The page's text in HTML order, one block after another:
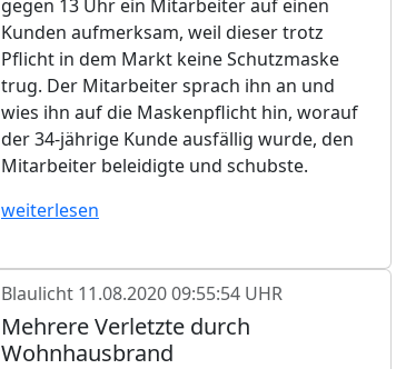
gegen 13 Uhr ein Mitarbeiter auf einen
Kunden aufmerksam, weil dieser trotz
Pflicht in dem Markt keine Schutzmaske
trug. Der Mitarbeiter sprach ihn an und
wies ihn auf die Maskenpflicht hin, worauf
der 34-jährige Kunde ausfällig wurde, den
Mitarbeiter beleidigte und schubste.
weiterlesen
Blaulicht 11.08.2020 09:55:54 UHR
Mehrere Verletzte durch
Wohnhausbrand